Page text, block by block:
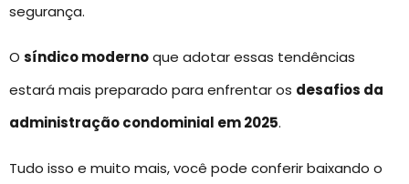
segurança.
O síndico modernoque adotar essas tendências
estará mais preparado para enfrentar os desafios da
administração condominial em 2025.
Tudo isso e muito mais, você pode conferir baixando o